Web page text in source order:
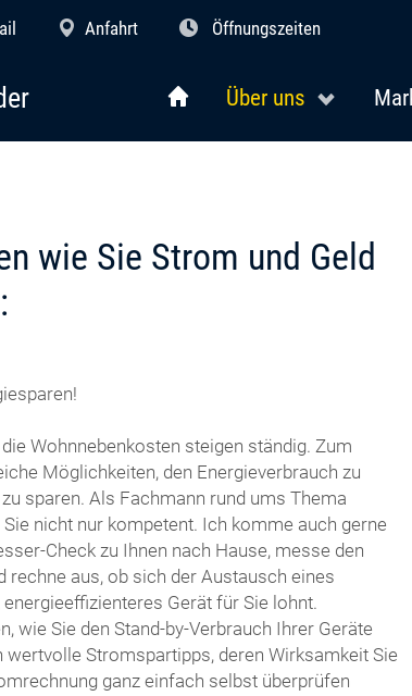
Anfahrt Öffnungszeiten
Über uns
wie Sie Strom und Geld
Wohnnebenkosten steigen ständig. Zum
Möglichkeiten, den Energieverbrauch zu
sparen. Als Fachmann rund ums Thema
nicht nur kompetent. Ich komme auch gerne
Check zu Ihnen nach Hause, messe den
rechne aus, ob sich der Austausch eines
Gerät für Sie lohnt.
wie Sie den Stand-by-Verbrauch Ihrer Geräte
wertvolle Stromspartipps, deren Wirksamkeit Sie
ganz einfach selbst überprüfen